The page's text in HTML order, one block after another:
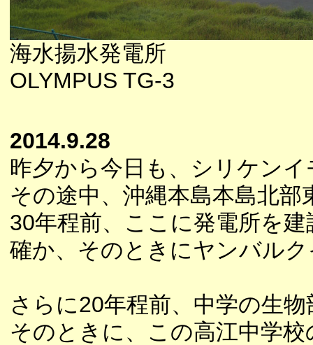
海水揚水発電所
OLYMPUS TG-3
2014.9.28
昨夕から今日も、シリケン
その途中、沖縄本島本島北
30年程前、ここに発電所を
確か、そのときにヤンバル
さらに20年程前、中学の生
そのときに、この高江中学